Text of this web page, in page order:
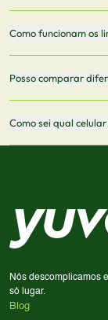
5G.
vendedor antes
informações
Como funcionam os
comissão sem
Posso comparar
Sim! Você pode
Como sei qual
processador e
para encontrar o
Nós descomplicamos
só lugar.
Blog